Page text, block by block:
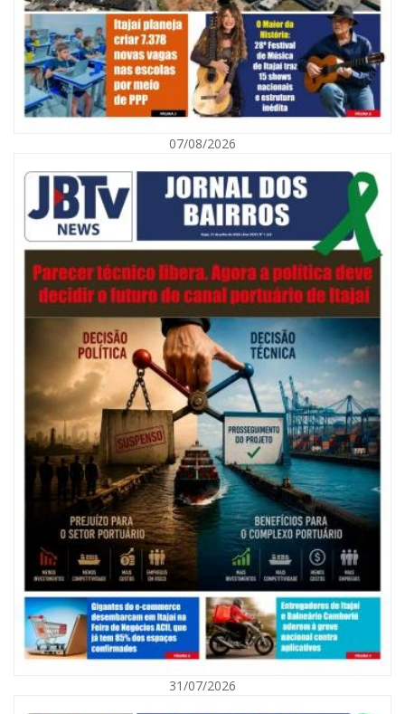
Defesa Civil orienta população sobre descarte correto de lixo para
prevenir alagamentos
NAVEGANTES
08/08/2026 | 07:00
Agosto Laranja mobiliza Navegantes com ações de prevenção de
deficiências e inclusão social
BALNEÁRIO CAMBORIÚ
07/08/2026
31/07/2026